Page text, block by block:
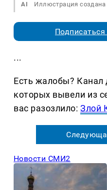
AI Иллюстрация
...
Есть жалобы? Канал
которых вывели из
вас разозлило:Злой
Новости СМИ2